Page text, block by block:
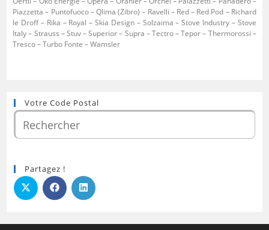
Piazzetta – Puntofuoco – Qlima (Zibro) – Ravelli – Red – Red Pod – Richard
le Droff – Rika – Royal – Skia Design – Solzaima – Stove Industry – Stove
Italy – Strauss – Stuv – Superior – Supra – Tectro – Tepor – Thermorossi –
Tresco – Turbo Fonte – Wamsler
Votre Code Postal
Partagez !